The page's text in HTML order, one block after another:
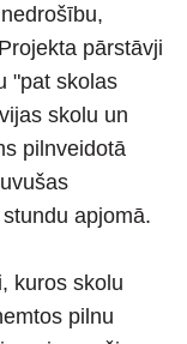
pārstāvji
"pat skolas
skolu un
pilnveidotā
apjomā.
kuros skolu
pilnu